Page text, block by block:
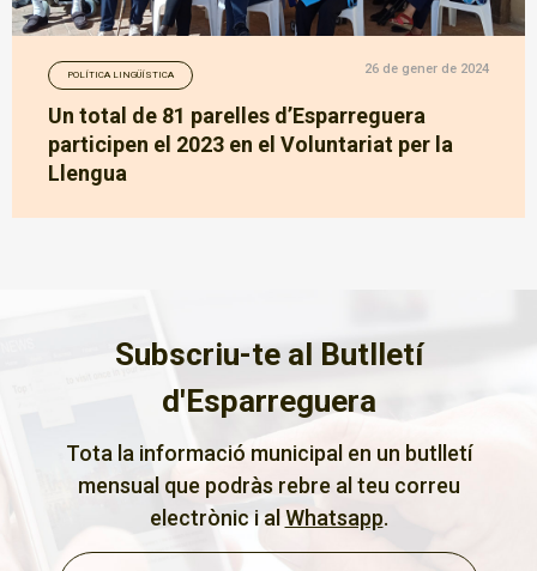
POLÍTICA LINGÜÍSTICA 26 de gener de 2024
Un total de 81 parelles d’Esparreguera
participen el 2023 en el Voluntariat per la
Llengua
Subscriu-te al Butlletí
d'Esparreguera
Tota la informació municipal en un butlletí
mensual que podràs rebre al teu correu
electrònic i alWhatsapp.